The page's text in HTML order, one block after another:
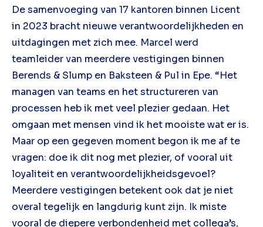
De samenvoeging van 17 kantoren binnen Licent
in 2023 bracht nieuwe verantwoordelijkheden en
uitdagingen met zich mee. Marcel werd
teamleider van meerdere vestigingen binnen
Berends & Slump en Baksteen & Pul in Epe. “Het
managen van teams en het structureren van
processen heb ik met veel plezier gedaan. Het
omgaan met mensen vind ik het mooiste wat er is.
Maar op een gegeven moment begon ik me af te
vragen: doe ik dit nog met plezier, of vooral uit
loyaliteit en verantwoordelijkheidsgevoel?
Meerdere vestigingen betekent ook dat je niet
overal tegelijk en langdurig kunt zijn. Ik miste
vooral de diepere verbondenheid met collega’s,